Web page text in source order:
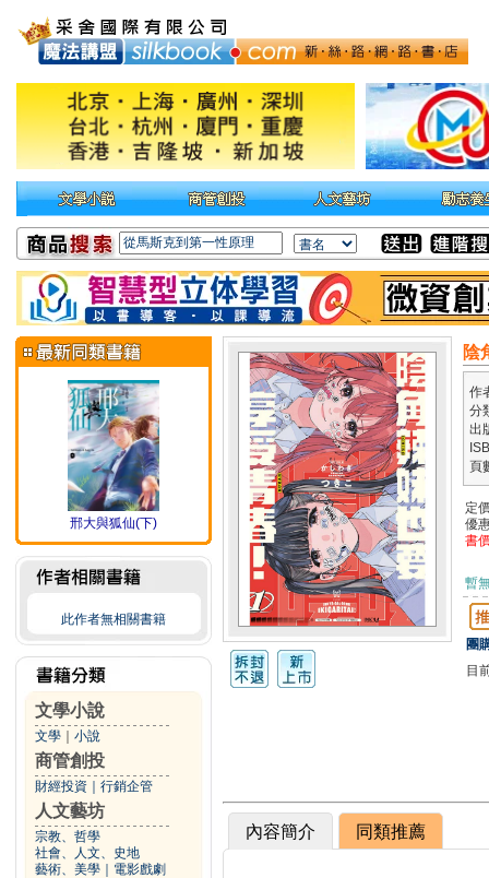
邢大與狐仙(下)
此作者無相關書籍
文學小說
文學 小說
商管創投
財經投資 行銷企管
人文藝坊
宗教、哲學
社會、人文、史地
藝術、美學
電影戲劇
陰
作
分
出
頁
定
優
書
暫
團
目
內容簡介 同類推薦